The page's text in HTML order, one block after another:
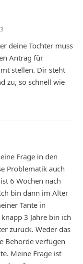
deine Tochter muss
Antrag für
stellen. Dir steht
zu, so schnell wie
Frage in den
Problematik auch
6 Wochen nach
bin dann im Alter
Tante in
3 Jahre bin ich
zurück. Weder das
Behörde verfügen
Meine Frage ist